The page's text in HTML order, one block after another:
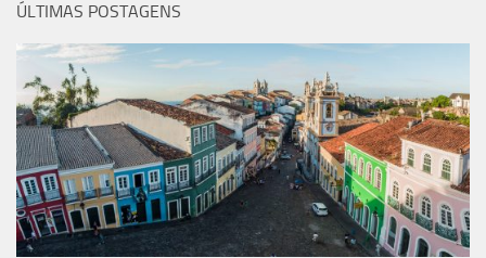
ÚLTIMAS POSTAGENS